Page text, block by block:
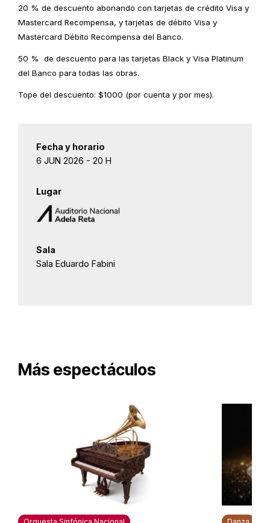
20 % de descuento abonando con tarjetas de crédito Visa y
Mastercard Recompensa, y tarjetas de débito Visa y
Mastercard Débito Recompensa del Banco.
50 % de descuento para las tarjetas Black y Visa Platinum
del Banco para todas las obras.
Tope del descuento: $1000 (por cuenta y por mes).
Fecha y horario
6 JUN 2026 - 20 H
Lugar
Sala
Sala Eduardo Fabini
Más espectáculos